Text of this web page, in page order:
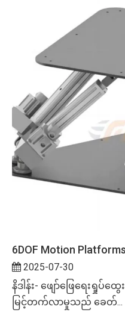
2025-07-30
နိဒါန်း- ဖျော်ဖြေရေးရှုပ်ထွ
မြင့်တက်လာမှုသည် ခေတ်...